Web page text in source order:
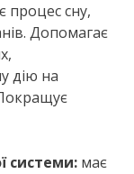
процес сну,
Допомагає
дію на
системи: має